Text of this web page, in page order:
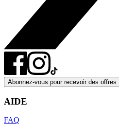
Abonnez-vous pour recevoir des offres
AIDE
FAQ